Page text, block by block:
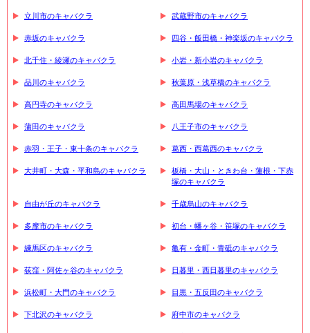
立川市のキャバクラ 武蔵野市のキャバクラ
赤坂のキャバクラ 四谷・飯田橋・神楽坂のキャバクラ
北千住・綾瀬のキャバクラ 小岩・新小岩のキャバクラ
品川のキャバクラ 秋葉原・浅草橋のキャバクラ
高円寺のキャバクラ 高田馬場のキャバクラ
蒲田のキャバクラ 八王子市のキャバクラ
赤羽・王子・東十条のキャバクラ 葛西・西葛西のキャバクラ
大井町・大森・平和島のキャバクラ
板橋・大山・ときわ台・蓮根・下赤
塚のキャバクラ
自由が丘のキャバクラ 千歳烏山のキャバクラ
多摩市のキャバクラ 初台・幡ヶ谷・笹塚のキャバクラ
練馬区のキャバクラ 亀有・金町・青砥のキャバクラ
荻窪・阿佐ヶ谷のキャバクラ 日暮里・西日暮里のキャバクラ
浜松町・大門のキャバクラ 目黒・五反田のキャバクラ
下北沢のキャバクラ 府中市のキャバクラ